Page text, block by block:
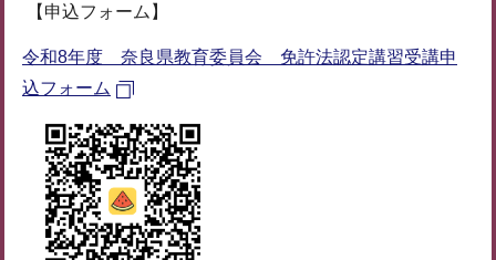
【申込フォーム】
令和8年度 奈良県教育委員会 免許法認定講習受講申
込フォーム